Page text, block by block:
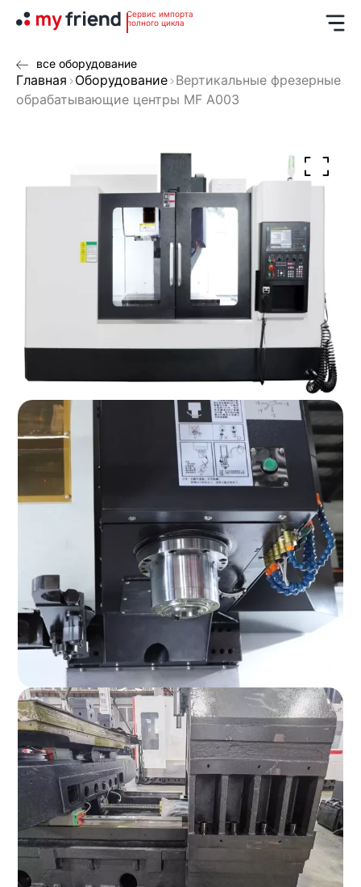
Сервис импорта
полного цикла
все оборудование
Главная Оборудование Вертикальные фрезерные
обрабатывающие центры MF A003